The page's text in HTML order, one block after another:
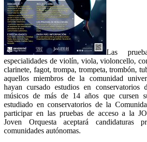
Las
especialidades de violín, viola, violoncello,
clarinete, fagot, trompa, trompeta, trombón,
aquellos miembros de la comunidad
hayan cursado estudios en conservatorios
músicos de más de 14 años que cursen
estudiado en conservatorios de la
participar en las pruebas de acceso a la
Joven Orquesta aceptará candidaturas
comunidades autónomas.